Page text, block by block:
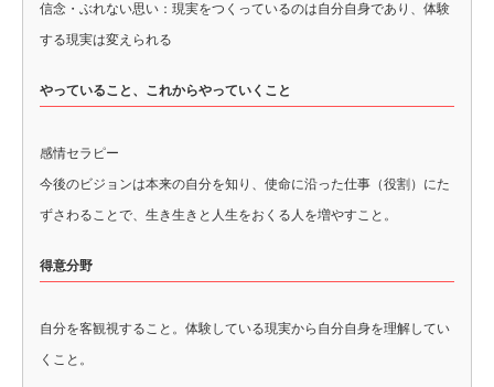
信念・ぶれない思い：現実をつくっているのは自分自身であり、体験
する現実は変えられる
やっていること、これからやっていくこと
感情セラピー
今後のビジョンは本来の自分を知り、使命に沿った仕事（役割）にた
ずさわることで、生き生きと人生をおくる人を増やすこと。
得意分野
自分を客観視すること。体験している現実から自分自身を理解してい
くこと。